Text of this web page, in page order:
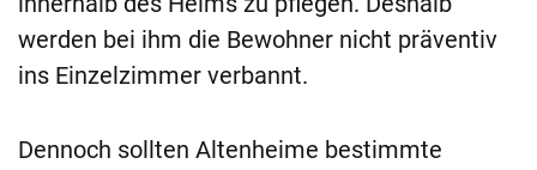
werden bei ihm die Bewohner nicht präventiv
ins Einzelzimmer verbannt.
Dennoch sollten Altenheime bestimmte